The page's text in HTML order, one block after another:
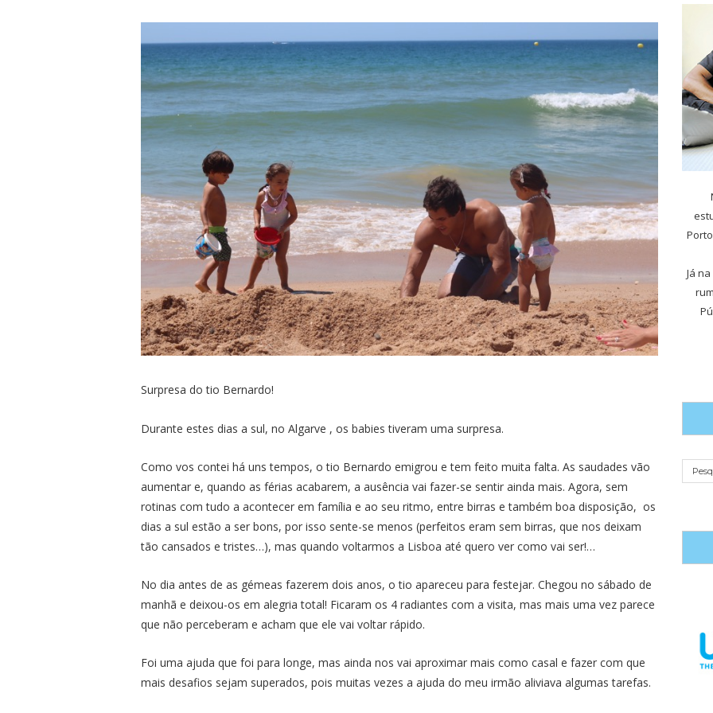
Surpresa do tio Bernardo!
Durante estes dias a sul, no Algarve , os babies tiveram uma surpresa.
Como vos contei há uns tempos, o tio Bernardo emigrou e tem feito muita falta. As saudades vão
aumentar e, quando as férias acabarem, a ausência vai fazer-se sentir ainda mais. Agora, sem
rotinas com tudo a acontecer em família e ao seu ritmo, entre birras e também boa disposição, os
dias a sul estão a ser bons, por isso sente-se menos (perfeitos eram sem birras, que nos deixam
tão cansados e tristes…), mas quando voltarmos a Lisboa até quero ver como vai ser!…
No dia antes de as gémeas fazerem dois anos, o tio apareceu para festejar. Chegou no sábado de
manhã e deixou-os em alegria total! Ficaram os 4 radiantes com a visita, mas mais uma vez parece
que não perceberam e acham que ele vai voltar rápido.
Foi uma ajuda que foi para longe, mas ainda nos vai aproximar mais como casal e fazer com que
mais desafios sejam superados, pois muitas vezes a ajuda do meu irmão aliviava algumas tarefas.
Já